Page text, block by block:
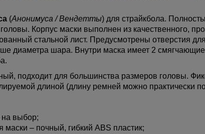
(Анонимуса / Вендетты) для страйкбола.
Корпус маски выполнен из качественного,
стальной лист. Предусмотрены отверстия
диаметра шара. Внутри маска имеет 2
подходит для большинства размеров головы.
длиной (длину ремней можно практически
на выбор;
маски – почный, гибкий ABS пластик;